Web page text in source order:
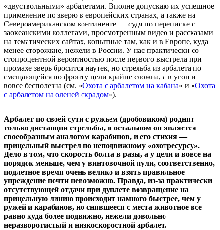
«двуствольными» арбалетами. Вполне допускаю их успешное
применение по зверю в европейских странах, а также на
Североамериканском континенте — судя по переписке с
заокеанскими коллегами, просмотренным видео и рассказами
на тематических сайтах, копытные там, как и в Европе, куда
менее сторожкие, нежели в России. У нас практически со
стопроцентной вероятностью после первого выстрела при
промахе зверь бросится наутек, но стрельба из арбалета по
смещающейся по фронту цели крайне сложна, а в угон и
вовсе бесполезна (см. «Охота с арбалетом на кабана» и «Охота
с арбалетом на оленей скрадом«).
Арбалет по своей сути с ружьем (дробовиком) роднят
только дистанции стрельбы, в остальном он является
своеобразным аналогом карабинов, и его стихия —
прицельный выстрел по неподвижному «охотресурсу».
Дело в том, что скорость болта в разы, а у цели и вовсе на
порядок меньше, чем у винтовочной пули, соответственно,
подлетное время очень велико и взять правильное
упреждение почти невозможно. Правда, из-за практически
отсутствующей отдачи при дуплете возвращение на
прицельную линию происходит намного быстрее, чем у
ружей и карабинов, но снявшееся с места животное все
равно куда более подвижно, нежели довольно
неразворотистый и низкоскоростной арбалет.